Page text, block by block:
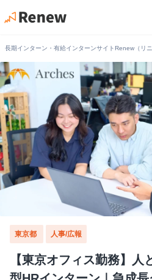
長期インターン・有給インターンサイトRenew（リニ
東京都 人事/広報
【東京オフィス勤務】人